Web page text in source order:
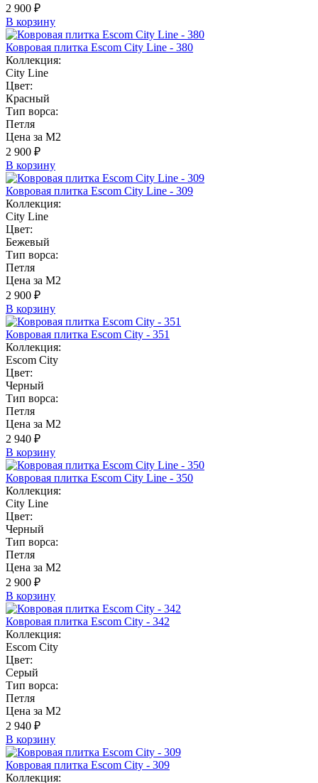
2 900 ₽
В корзину
Ковровая плитка Escom City Line - 380
Коллекция:
City Line
Цвет:
Красный
Тип ворса:
Петля
Цена за М2
2 900 ₽
В корзину
Ковровая плитка Escom City Line - 309
Коллекция:
City Line
Цвет:
Бежевый
Тип ворса:
Петля
Цена за М2
2 900 ₽
В корзину
Ковровая плитка Escom City - 351
Коллекция:
Escom City
Цвет:
Черный
Тип ворса:
Петля
Цена за М2
2 940 ₽
В корзину
Ковровая плитка Escom City Line - 350
Коллекция:
City Line
Цвет:
Черный
Тип ворса:
Петля
Цена за М2
2 900 ₽
В корзину
Ковровая плитка Escom City - 342
Коллекция:
Escom City
Цвет:
Серый
Тип ворса:
Петля
Цена за М2
2 940 ₽
В корзину
Ковровая плитка Escom City - 309
Коллекция: